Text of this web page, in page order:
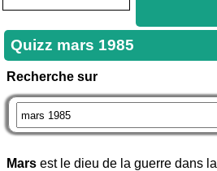
Quizz mars 1985
Recherche sur
Mars est le dieu de la guerre dans la